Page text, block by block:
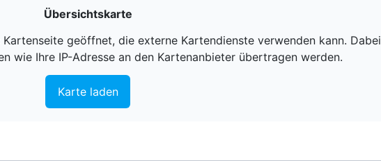
Übersichtskarte
geöffnet, die externe Kartendienste verwenden kann. Dabei
wie Ihre IP-Adresse an den Kartenanbieter übertragen werden.
Karte laden